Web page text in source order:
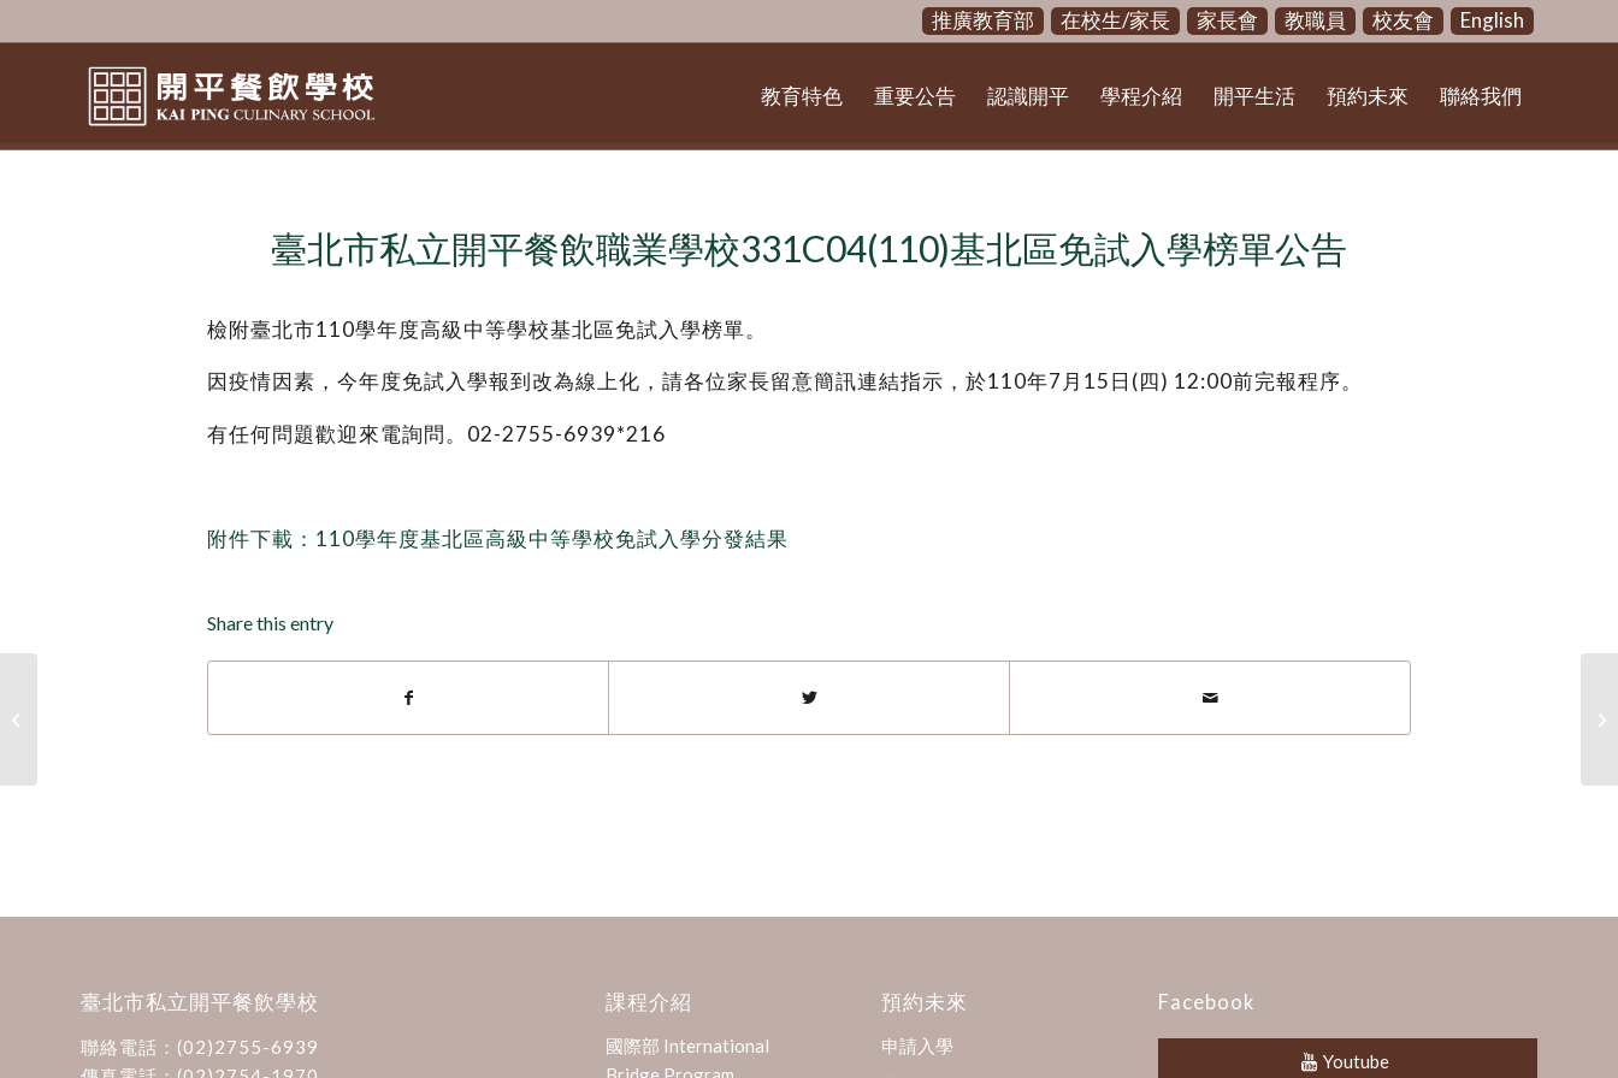
推廣教育部 在校生/家長 家長會 教職員 校友會 English
教育特色 重要公告 認識開平 學程介紹 開平生活 預約未來 聯絡我們
臺北市私立開平餐飲職業學校331C04(110)基北區免試入學榜單公告
檢附臺北市110學年度高級中等學校基北區免試入學榜單。
因疫情因素，今年度免試入學報到改為線上化， 請各位家長留意簡訊連結指示，於110年7 月 15日 (四) 12:00前完報程序。
有任何問題歡迎來電詢問。 02-2755-6939*216
附件下載：110學年度基北區高級中等學校免試入學分發結果
Share this entry
臺北市私立開平餐飲學校
聯絡電話： (02)2755-6939
課程介紹
國際部 International
預約未來
申請入學
Facebook
Youtube